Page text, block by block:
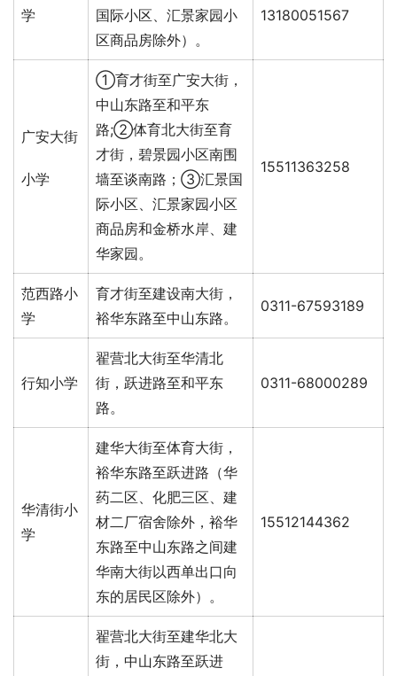
学
国际小区、汇景家园小
区商品房除外）。
13180051567
广安大街
小学
①育才街至广安大街，
中山东路至和平东
路;②体育北大街至育
才街，碧景园小区南围
墙至谈南路；③汇景国
际小区、汇景家园小区
商品房和金桥水岸、建
华家园。
15511363258
范西路小
学
育才街至建设南大街，
裕华东路至中山东路。
0311-67593189
行知小学
翟营北大街至华清北
街，跃进路至和平东
路。
0311-68000289
华清街小
学
建华大街至体育大街，
裕华东路至跃进路（华
药二区、化肥三区、建
材二厂宿舍除外，裕华
东路至中山东路之间建
华南大街以西单出口向
东的居民区除外）。
15512144362
翟营北大街至建华北大
街，中山东路至跃进